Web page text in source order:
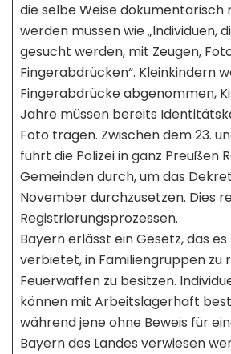
die selbe Weise dokumentarisch
werden müssen wie „Individuen,
gesucht werden, mit Zeugen,
Fingerabdrücken“. Kleinkindern
Fingerabdrücke abgenommen,
Jahre müssen bereits
Foto tragen. Zwischen dem 23.
führt die Polizei in ganz Preußen
Gemeinden durch, um das
November durchzusetzen. Dies
Registrierungsprozessen.
Bayern erlässt ein Gesetz, das es
verbietet, in Familiengruppen zu
Feuerwaffen zu besitzen.
können mit Arbeitslagerhaft
während jene ohne Beweis für
Bayern des Landes verwiesen